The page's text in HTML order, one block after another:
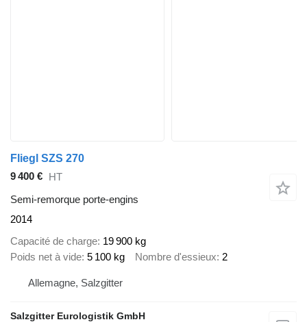
Fliegl SZS 270
9 400 € HT
Semi-remorque porte-engins
2014
Capacité de charge 19 900 kg
Poids net à vide 5 100 kg Nombre d'essieux 2
Allemagne, Salzgitter
Salzgitter Eurologistik GmbH